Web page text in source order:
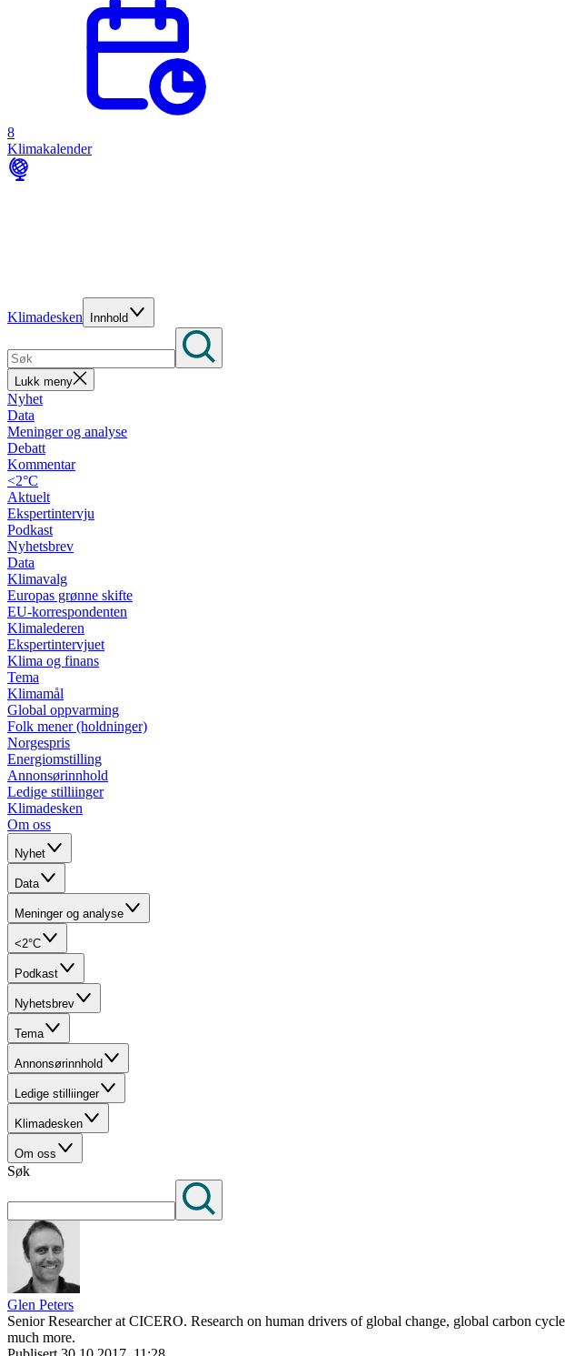
8
Klimakalender
Klimadesken Innhold
Lukk meny
Nyhet
Data
Meninger og analyse
Debatt
Kommentar
<2°C
Aktuelt
Ekspertintervju
Podkast
Nyhetsbrev
Data
Klimavalg
Europas grønne skifte
EU-korrespondenten
Klimalederen
Ekspertintervjuet
Klima og finans
Tema
Klimamål
Global oppvarming
Folk mener (holdninger)
Norgespris
Energiomstilling
Annonsørinnhold
Ledige stilliinger
Klimadesken
Om oss
Nyhet
Data
Meninger og analyse
<2°C
Podkast
Nyhetsbrev
Tema
Annonsørinnhold
Ledige stilliinger
Klimadesken
Om oss
Søk
Glen Peters
Senior Researcher at CICERO. Research on human drivers of global change, global carbon
much more.